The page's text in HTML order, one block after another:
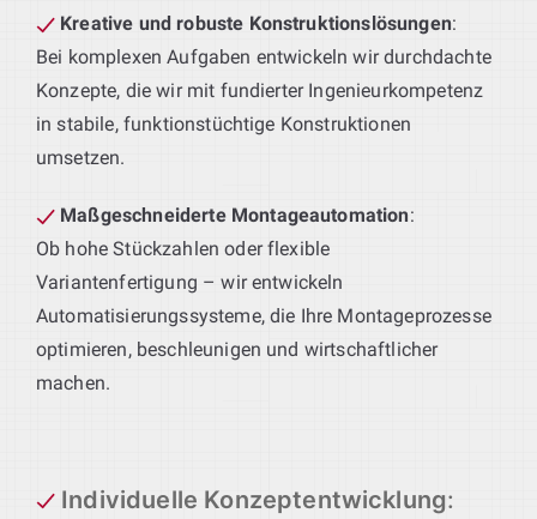
Kreative und robuste Konstruktionslösungen:
Bei komplexen Aufgaben entwickeln wir durchdachte
Konzepte, die wir mit fundierter Ingenieurkompetenz
in stabile, funktionstüchtige Konstruktionen
umsetzen.
Maßgeschneiderte Montageautomation:
Ob hohe Stückzahlen oder flexible
Variantenfertigung – wir entwickeln
Automatisierungssysteme, die Ihre Montageprozesse
optimieren, beschleunigen und wirtschaftlicher
machen.
Individuelle Konzeptentwicklung: